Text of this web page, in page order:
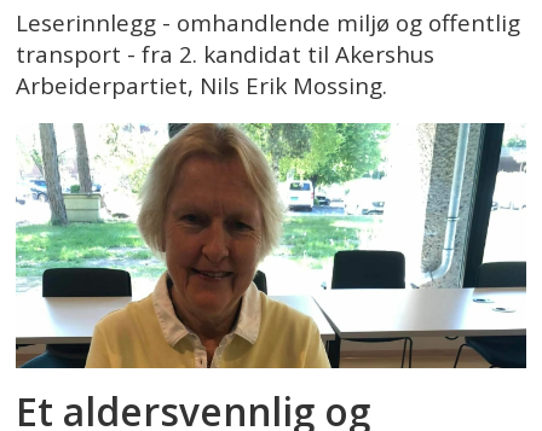
Leserinnlegg - omhandlende miljø og offentlig
transport - fra 2. kandidat til Akershus
Arbeiderpartiet, Nils Erik Mossing.
Et aldersvennlig og